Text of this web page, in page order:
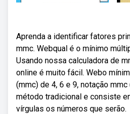
Aprenda a identificar fatores
mmc. Webqual é o mínimo
Usando nossa calculadora de
online é muito fácil. Webo
(mmc) de 4, 6 e 9, notação
método tradicional e consiste
vírgulas os números que serão.